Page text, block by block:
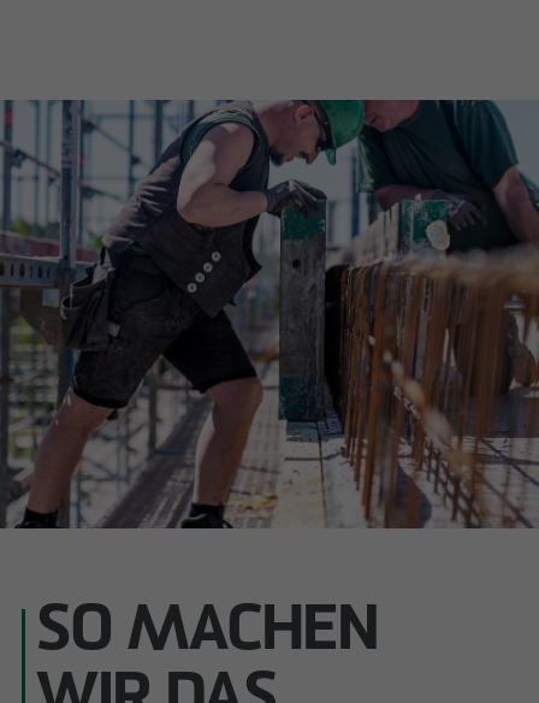
Impressum
Datenschutz
Barrierefreiheitserklärung
SO MACHEN